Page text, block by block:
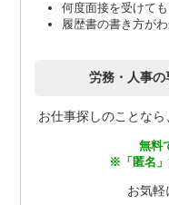
何度面接を受けて
履歴書の書き方が
労務・人事の
お仕事探しのことなら
無料
※「匿名」
お気軽